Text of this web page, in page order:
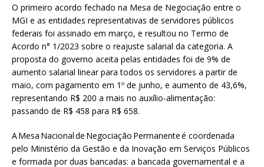
O primeiro acordo fechado na Mesa de Negociação entre o
MGI e as entidades representativas de servidores públicos
federais foi assinado em março, e resultou no Termo de
Acordo n° 1/2023 sobre o reajuste salarial da categoria. A
proposta do governo aceita pelas entidades foi de 9% de
aumento salarial linear para todos os servidores a partir de
maio, com pagamento em 1º de junho, e aumento de 43,6%,
representando R$ 200 a mais no auxílio-alimentação:
passando de R$ 458 para R$ 658.
A Mesa Nacional de Negociação Permanente é coordenada
pelo Ministério da Gestão e da Inovação em Serviços Públicos
e formada por duas bancadas: a bancada governamental e a